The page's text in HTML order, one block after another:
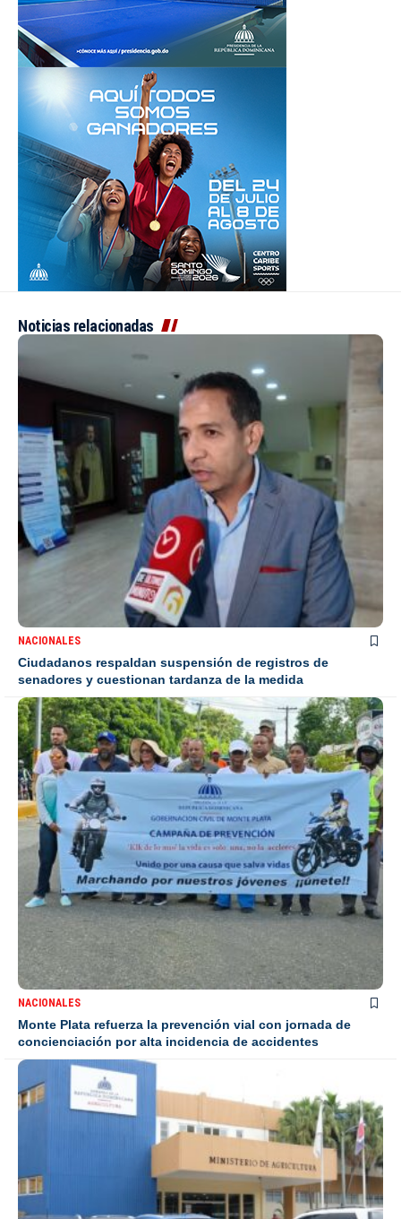
Noticias relacionadas
NACIONALES
Ciudadanos respaldan suspensión de registros de
senadores y cuestionan tardanza de la medida
NACIONALES
Monte Plata refuerza la prevención vial con jornada de
concienciación por alta incidencia de accidentes